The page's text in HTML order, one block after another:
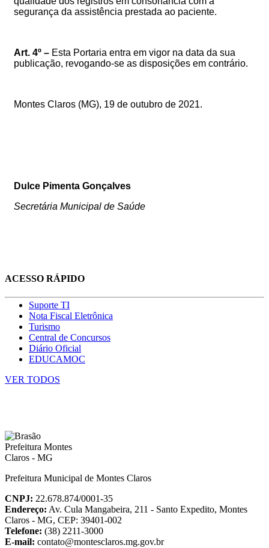
segurança da assistência prestada ao paciente.
Art. 4º – Esta Portaria entra em vigor na data da sua
publicação, revogando-se as disposições em contrário.
Montes Claros (MG), 19 de outubro de 2021.
Dulce Pimenta Gonçalves
Secretária Municipal de Saúde
ACESSO RÁPIDO
Suporte TI
Nota Fiscal Eletrônica
Turismo
Central de Concursos
Diário Oficial
EDUCAMOC
VER TODOS
Prefeitura Municipal de Montes Claros
CNPJ: 22.678.874/0001-35
Endereço: Av. Cula Mangabeira, 211 - Santo Expedito, Montes
Claros - MG, CEP: 39401-002
Telefone: (38) 2211-3000
E-mail: contato@montesclaros.mg.gov.br